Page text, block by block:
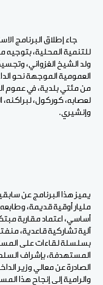
جاء إطلاق البرنامج
للتنمية المحلية،
ولد الشيخ الغزواني،
العمومية الموجهة نحو
من مئتي بلدية، في عموم
لعصابه، كوركول، لبراكنه،
وإنشيري.
مليار أوقية قديمة،
أساسي، اعتماد مقاربة
آلية تشاركية قاعدية،
بسلسلة لقاءات على
المستهدفة، بإشراف
الصادرة عن معالي وزير
والرامية إلى إنجاح هذا